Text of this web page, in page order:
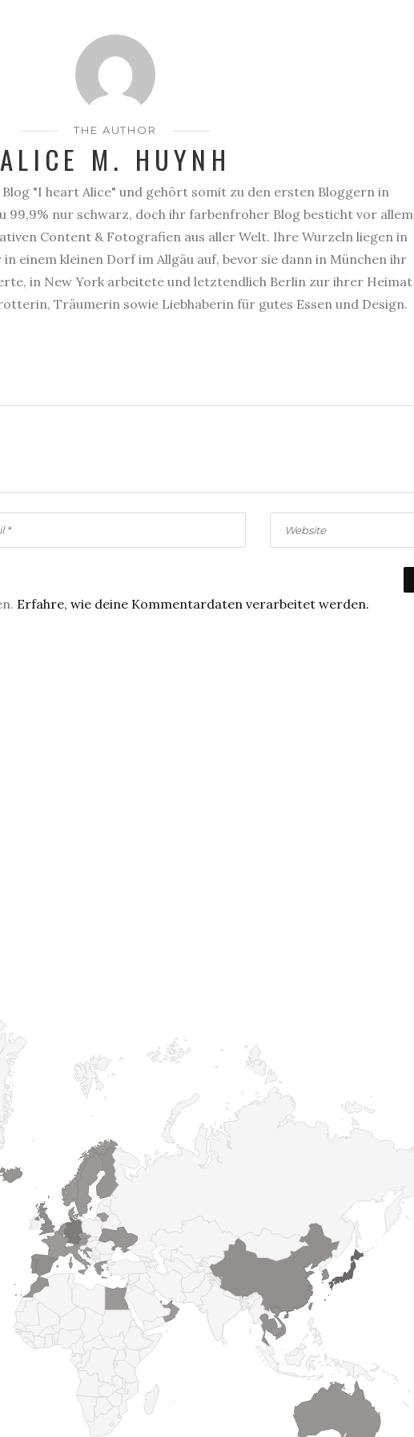
THE AUTHOR
ALICE M. HUYNH
"I heart Alice" und gehört somit zu den ersten Bloggern in
99,9% nur schwarz, doch ihr farbenfroher Blog besticht vor allem
Content & Fotografien aus aller Welt. Ihre Wurzeln liegen in
in einem kleinen Dorf im Allgäu auf, bevor sie dann in München ihr
in New York arbeitete und letztendlich Berlin zur ihrer Heimat
Träumerin sowie Liebhaberin für gutes Essen und Design.
Erfahre, wie deine Kommentardaten verarbeitet werden.